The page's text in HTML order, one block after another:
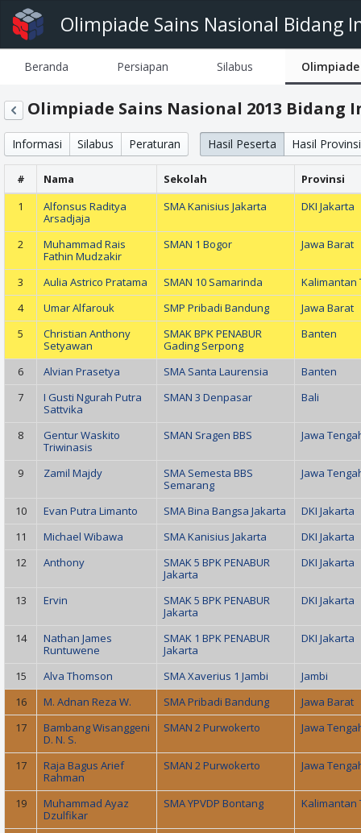
Olimpiade Sains Nasional Bidang
Beranda Persiapan Silabus Olimpiade
Olimpiade Sains Nasional 2013
Informasi Silabus Peraturan Hasil Peserta Hasil Provinsi
# Nama Sekolah
Provinsi
1
Alfonsus Raditya
Arsadjaja
SMA Kanisius Jakarta DKI Jakarta
2
Muhammad Rais
Fathin Mudzakir
SMAN 1 Bogor Jawa Barat
3 Aulia Astrico Pratama SMAN 10 Samarinda
Kalimantan
4
Umar Alfarouk SMP Pribadi Bandung
Jawa Barat
5
Christian Anthony
Setyawan
SMAK BPK PENABUR
Gading Serpong
Banten
6 Alvian Prasetya SMA Santa Laurensia
Banten
7
I Gusti Ngurah Putra
Sattvika
SMAN 3 Denpasar Bali
8
Gentur Waskito
Triwinasis
SMAN Sragen BBS Jawa
9 Zamil Majdy
SMA Semesta BBS
Semarang
Jawa
10 Evan Putra Limanto SMA Bina Bangsa Jakarta
DKI Jakarta
11
Michael Wibawa SMA Kanisius Jakarta
DKI Jakarta
12
Anthony
SMAK 5 BPK PENABUR
Jakarta
DKI Jakarta
13 Ervin
SMAK 5 BPK PENABUR
Jakarta
DKI Jakarta
14
Nathan James
Runtuwene
SMAK 1 BPK PENABUR
Jakarta
DKI Jakarta
15 Alva Thomson SMA Xaverius 1 Jambi
Jambi
16
M. Adnan Reza W. SMA Pribadi Bandung
Jawa Barat
17
Bambang Wisanggeni
D. N. S.
SMAN 2 Purwokerto Jawa
17
Raja Bagus Arief
Rahman
SMAN 2 Purwokerto Jawa
19
Muhammad Ayaz
Dzulfikar
SMA YPVDP Bontang Kalimantan